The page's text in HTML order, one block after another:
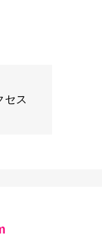
セス